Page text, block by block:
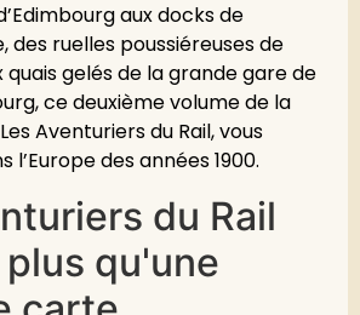
aux docks de
des ruelles poussiéreuses de
quais gelés de la grande gare de
ce deuxième volume de la
Aventuriers du Rail, vous
des années 1900.
du Rail
plus qu'une